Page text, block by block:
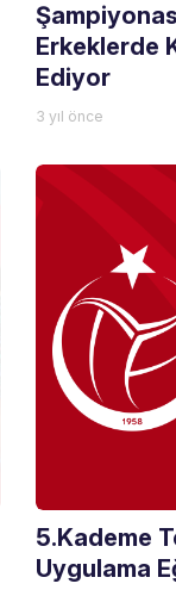
Erkeklerde
Ediyor
3 yıl önce
5.Kademe
Uygulama